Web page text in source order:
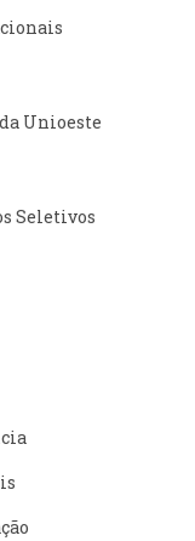
Unioeste
Seletivos